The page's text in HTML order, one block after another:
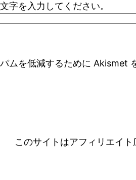
字を入力してください。
ムを低減するために Akismet
このサイトはアフィリエイ